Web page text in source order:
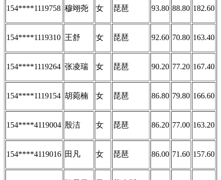
154****1119758 穆翊尧 女 琵琶 93.80 88.80 182.60
154****1119310 王舒 女 琵琶 92.60 70.80 163.40
154****1119264 张凌瑞 女 琵琶 90.20 77.20 167.40
154****1119154 胡菀楠 女 琵琶 86.80 79.80 166.60
154****4119004 殷洁 女 琵琶 86.20 77.00 163.20
154****4119016 田凡 女 琵琶 86.00 71.60 157.60